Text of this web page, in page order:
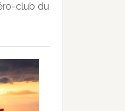
club du